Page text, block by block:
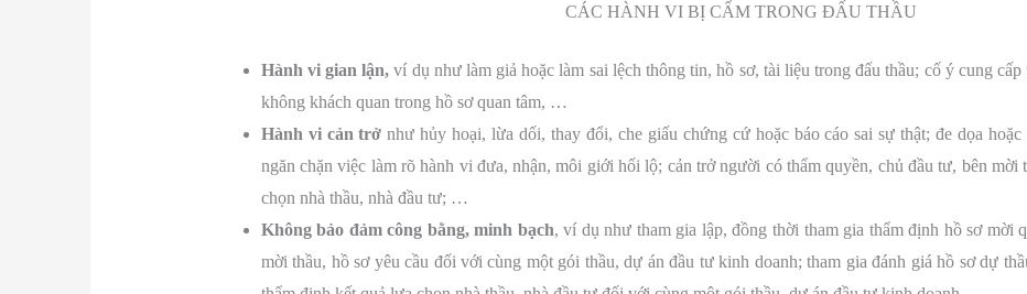
CÁC HÀNH VI BỊ CẤM TRONG ĐẤU THẦU
Hành vi gian lận, ví dụ như làm giả hoặc làm sai lệch thông tin, hồ sơ, tài liệu trong đấu thầu; cố ý cung
không khách quan trong hồ sơ quan tâm, …
Hành vi cản trở như hủy hoại, lừa dối, thay đổi, che giấu chứng cứ hoặc báo cáo sai sự thật; đe dọa
ngăn chặn việc làm rõ hành vi đưa, nhận, môi giới hối lộ; cản trở người có thẩm quyền, chủ đầu tư, bên mời
chọn nhà thầu, nhà đầu tư; …
Không bảo đảm công bằng, minh bạch, ví dụ như tham gia lập, đồng thời tham gia thẩm định hồ sơ mời
mời thầu, hồ sơ yêu cầu đối với cùng một gói thầu, dự án đầu tư kinh doanh; tham gia đánh giá hồ sơ dự